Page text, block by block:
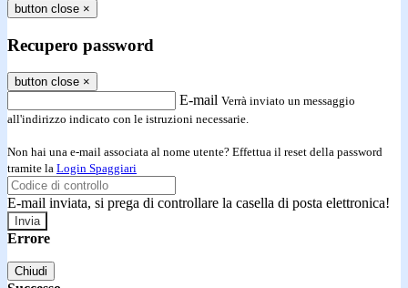
button close ×
Recupero password
button close ×
E-mail Verrà inviato un messaggio
all'indirizzo indicato con le istruzioni necessarie.
Non hai una e-mail associata al nome utente? Effettua il reset della password
tramite la Login Spaggiari
E-mail inviata, si prega di controllare la casella di posta elettronica!
Errore
Chiudi